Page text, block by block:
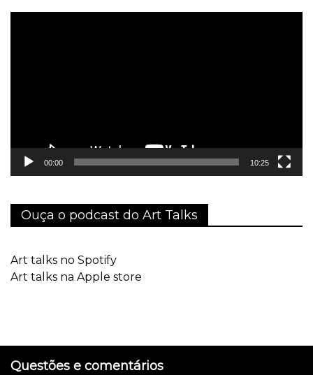
00:00 10:25
Ouça o podcast do Art Talks
Art talks no Spotify
Art talks na Apple store
Questões e comentários